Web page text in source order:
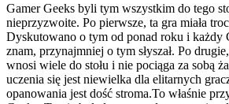
Gamer Geeks byli tym wszystkim do tego
nieprzyzwoite. Po pierwsze, ta gra miała
Dyskutowano o tym od ponad roku i każdy
znam, przynajmniej o tym słyszał. Po
wnosi wiele do stołu i nie pociąga za sobą
uczenia się jest niewielka dla elitarnych
opanowania jest dość stroma.To właśnie